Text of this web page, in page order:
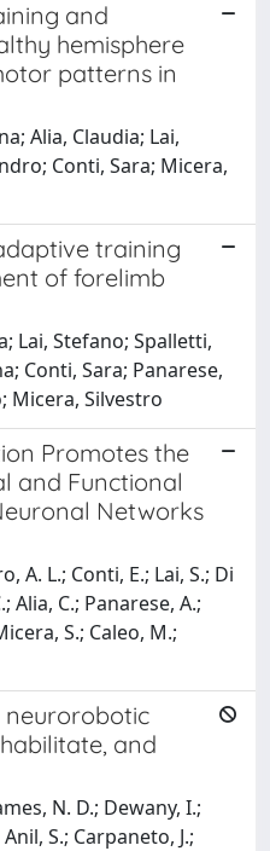
and
hemisphere
patterns in
Alia, Claudia; Lai,
Conti, Sara; Micera,
training
of forelimb
Lai, Stefano; Spalletti,
Conti, Sara; Panarese,
Micera, Silvestro
Promotes the
and Functional
Networks
A. L.; Conti, E.; Lai, S.; Di
Alia, C.; Panarese, A.;
S.; Caleo, M.;
neurorobotic
and
N. D.; Dewany, I.;
Anil, S.; Carpaneto, J.;